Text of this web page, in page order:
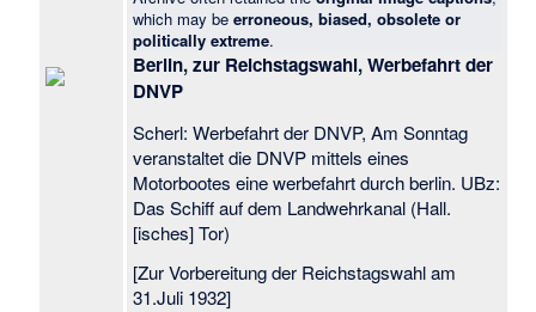
which may beerroneous, biased, obsolete or
politically extreme.
Berlin, zur Reichstagswahl, Werbefahrt der
DNVP
Scherl: Werbefahrt der DNVP, Am Sonntag
veranstaltet die DNVP mittels eines
Motorbootes eine werbefahrt durch berlin. UBz:
Das Schiff auf dem Landwehrkanal (Hall.
[isches] Tor)
[Zur Vorbereitung der Reichstagswahl am
31.Juli 1932]